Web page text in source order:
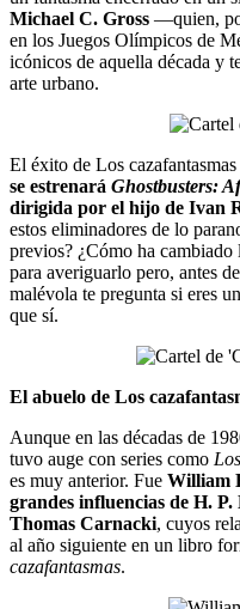
Michael C. Gross —quien,
en los Juegos Olímpicos de
icónicos de aquella década y
arte urbano.
El éxito de Los
se estrenará Ghostbusters:
dirigida por el hijo de Ivan
estos eliminadores de lo
previos? ¿Cómo ha
para averiguarlo pero, antes
malévola te pregunta si eres
que sí.
El abuelo de Los
Aunque en las décadas de
tuvo auge con series como
es muy anterior. Fue William
grandes influencias de H.
Thomas Carnacki, cuyos
al año siguiente en un libro
cazafantasmas.